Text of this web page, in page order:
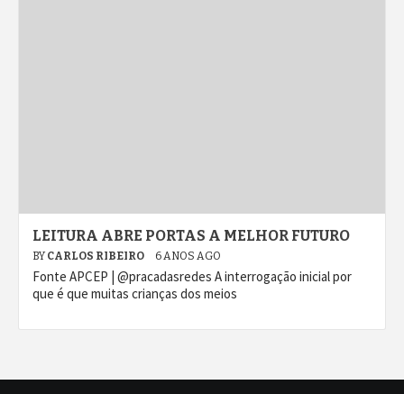
LEITURA ABRE PORTAS A MELHOR FUTURO
BY CARLOS RIBEIRO 6 ANOS AGO
Fonte APCEP | @pracadasredes A interrogação inicial por
que é que muitas crianças dos meios